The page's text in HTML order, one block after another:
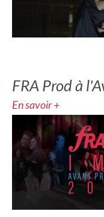
FRA Prod à
En savoir +